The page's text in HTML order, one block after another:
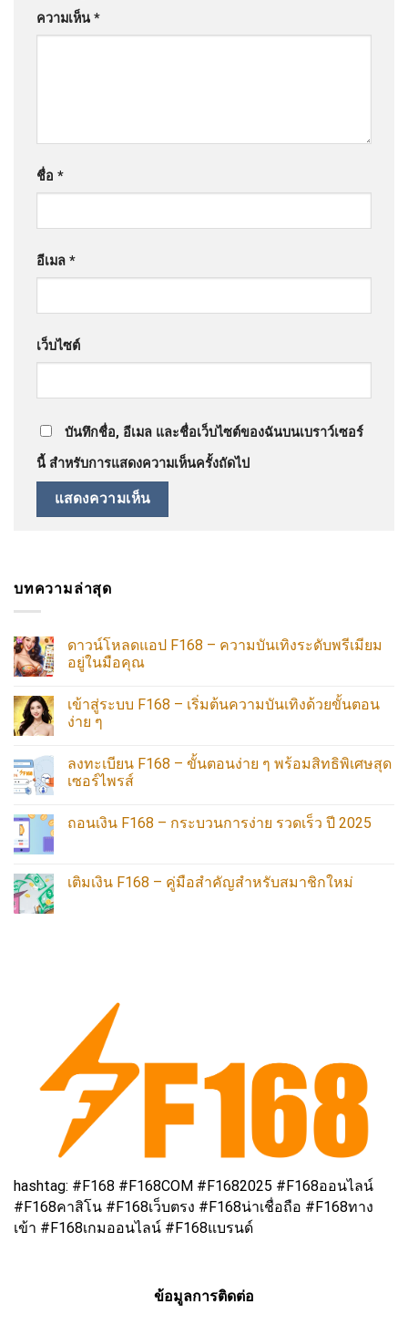
ความเห็น *
ชื่อ *
อีเมล *
เว็บไซต์
บันทึกชื่อ, อีเมล และชื่อเว็บไซต์ของฉันบนเบราว์เซอร์
นี้ สำหรับการแสดงความเห็นครั้งถัดไป
บทความล่าสุด
ดาวน์โหลดแอป F168 – ความบันเทิงระดับพรีเมียม
อยู่ในมือคุณ
เข้าสู่ระบบ F168 – เริ่มต้นความบันเทิงด้วยขั้นตอน
ง่าย ๆ
ลงทะเบียน F168 – ขั้นตอนง่าย ๆ พร้อมสิทธิพิเศษสุด
เซอร์ไพรส์
ถอนเงิน F168 – กระบวนการง่าย รวดเร็ว ปี 2025
เติมเงิน F168 – คู่มือสำคัญสำหรับสมาชิกใหม่
hashtag: #F168 #F168COM #F1682025 #F168ออนไลน์
#F168คาสิโน #F168เว็บตรง #F168น่าเชื่อถือ #F168ทาง
เข้า #F168เกมออนไลน์ #F168แบรนด์
ข้อมูลการติดต่อ